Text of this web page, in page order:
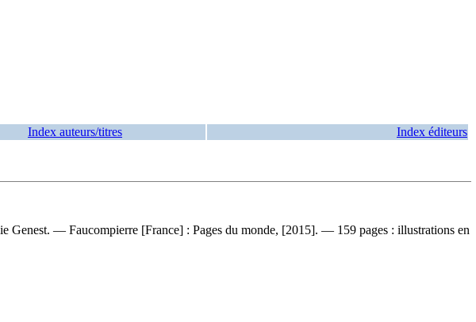
Index auteurs/titres Index éditeurs
Genest. — Faucompierre [France] : Pages du monde, [2015]. — 159 pages : illustrations en